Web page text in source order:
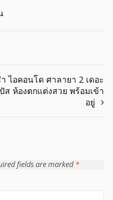
ไอคอนโด ศาลายา 2 เดอะ
ส ห้องตกแต่งสวย พร้อมเข้า
อยู่
fields are marked*